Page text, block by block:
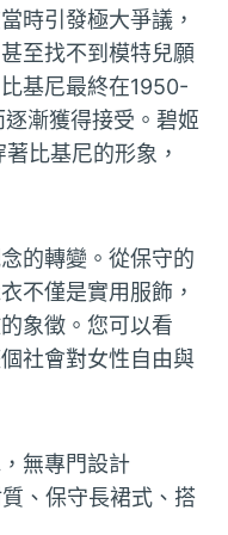
時引發極大爭議，
至找不到模特兒願
基尼最終在1950-
漸獲得接受。碧姬
比基尼的形象，
的轉變。從保守的
不僅是實用服飾，
象徵。您可以看
社會對女性自由與
無專門設計
、保守長裙式、搭